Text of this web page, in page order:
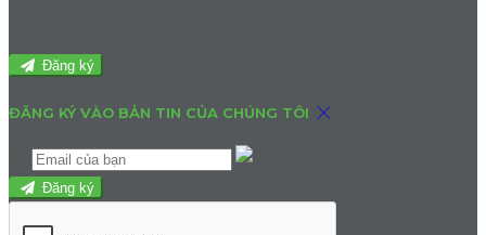
Đăng ký
ĐĂNG KÝ VÀO BẢN TIN CỦA CHÚNG TÔI
Đăng ký